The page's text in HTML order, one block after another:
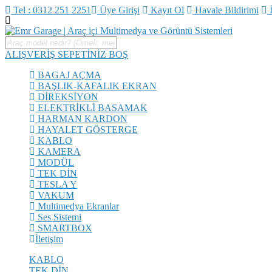
Tel : 0312 251 2251 Üye Girişi Kayıt Ol Havale Bildirimi
ALIŞVERİŞ SEPETİNİZ BOŞ
BAGAJ AÇMA
BAŞLIK-KAFALIK EKRAN
DİREKSİYON
ELEKTRİKLİ BASAMAK
HARMAN KARDON
HAYALET GÖSTERGE
KABLO
KAMERA
MODÜL
TEK DİN
TESLA Y
VAKUM
Multimedya Ekranlar
Ses Sistemi
SMARTBOX
İletişim
KABLO